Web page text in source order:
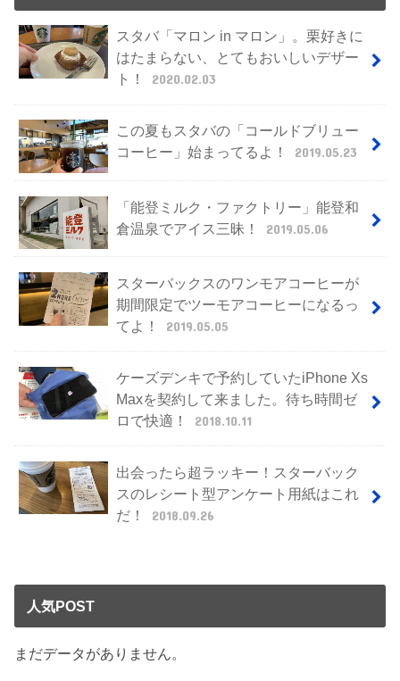
スタバ「マロン in マロン」。栗好きに
はたまらない、とてもおいしいデザー
ト！
2020.02.03
この夏もスタバの「コールドブリュー
コーヒー」始まってるよ！
2019.05.23
「能登ミルク・ファクトリー」能登和
倉温泉でアイス三昧！
2019.05.06
スターバックスのワンモアコーヒーが
期間限定でツーモアコーヒーになるっ
てよ！
2019.05.05
ケーズデンキで予約していたiPhone Xs
Maxを契約して来ました。待ち時間ゼ
ロで快適！
2018.10.11
出会ったら超ラッキー！スターバック
スのレシート型アンケート用紙はこれ
だ！
2018.09.26
人気POST
まだデータがありません。